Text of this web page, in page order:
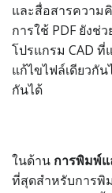
และสื่อสารความ
การใช้ PDF ยังช่
โปรแกรม CAD
แก้ไขไฟล์เดียวกั
กันได้
ในด้าน การพิมพ์แ
ที่สุดสำหรับการพิ